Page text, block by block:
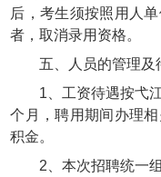
后，考生须按照用人
者，取消录用资格。
五、人员的管理及
1、工资待遇按弋
个月，聘用期间办理
积金。
2、本次招聘统一